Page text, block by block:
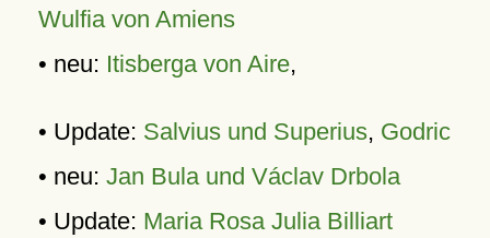
Wulfia von Amiens
• neu: Itisberga von Aire,
• Update: Salvius und Superius, Godric
• neu: Jan Bula und Václav Drbola
• Update: Maria Rosa Julia Billiart